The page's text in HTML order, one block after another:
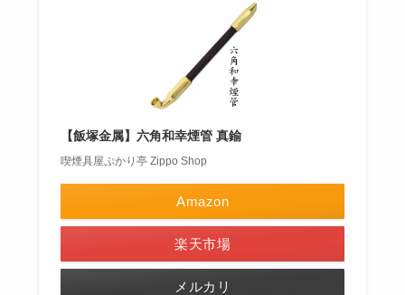
【飯塚金属】六角和幸煙管 真鍮
喫煙具屋ぷかり亭 Zippo Shop
Amazon
楽天市場
メルカリ